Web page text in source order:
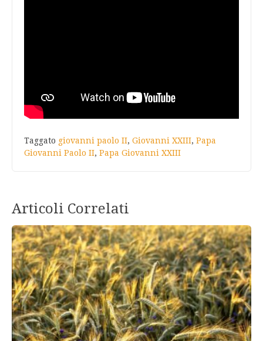
Taggato giovanni paolo II, Giovanni XXIII, Papa
Giovanni Paolo II, Papa Giovanni XXIII
Articoli Correlati